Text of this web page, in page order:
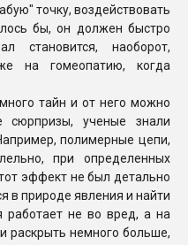
точку, воздействовать
бы, он должен быстро
становится, наоборот,
на гомеопатию, когда
тайн и от него можно
ученые знали
полимерные цепи,
при определенных
эффект не был детально
в природе явления и найти
работает не во вред, а на
раскрыть немного больше,